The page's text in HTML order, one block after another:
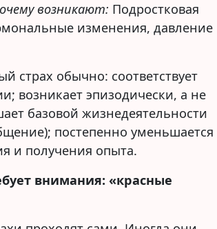
возникают: Подростковая
изменения, давление
страх обычно: соответствует
возникает эпизодически, а не
базовой жизнедеятельности
постепенно уменьшается
и получения опыта.
внимания: «красные